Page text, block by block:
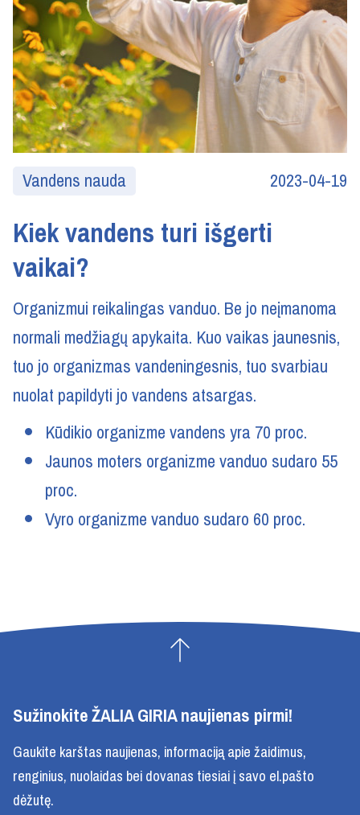
Vandens nauda 2023-04-19
Kiek vandens turi išgerti
vaikai?
Organizmui reikalingas vanduo. Be jo neįmanoma
normali medžiagų apykaita. Kuo vaikas jaunesnis,
tuo jo organizmas vandeningesnis, tuo svarbiau
nuolat papildyti jo vandens atsargas.
Kūdikio organizme vandens yra 70 proc.
Jaunos moters organizme vanduo sudaro 55
proc.
Vyro organizme vanduo sudaro 60 proc.
Sužinokite ŽALIA GIRIA naujienas pirmi!
Gaukite karštas naujienas, informaciją apie žaidimus,
renginius, nuolaidas bei dovanas tiesiai į savo el.pašto
dėžutę.